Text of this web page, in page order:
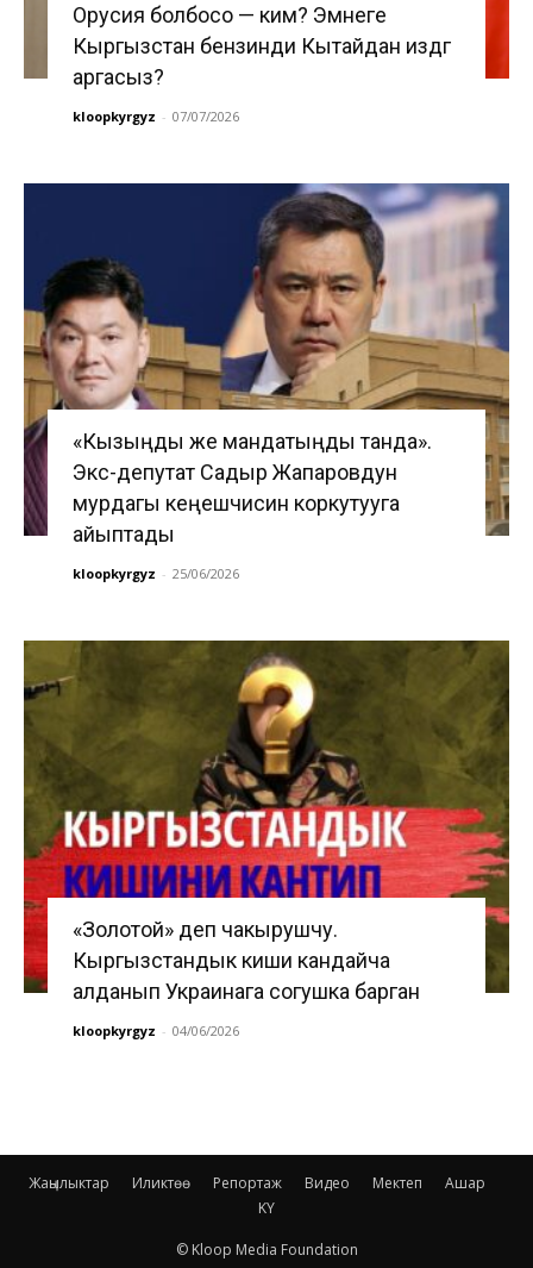
Орусия болбосо — ким? Эмнеге
Кыргызстан бензинди Кытайдан издөөгө
аргасыз?
kloopkyrgyz - 07/07/2026
«Кызыңды же мандатыңды танда».
Экс-депутат Садыр Жапаровдун
мурдагы кеңешчисин коркутууга
айыптады
kloopkyrgyz - 25/06/2026
«Золотой» деп чакырушчу.
Кыргызстандык киши кандайча
алданып Украинага согушка барган
kloopkyrgyz - 04/06/2026
Жаңылыктар Иликтөө Репортаж Видео Мектеп
Ашар
KY
© Kloop Media Foundation